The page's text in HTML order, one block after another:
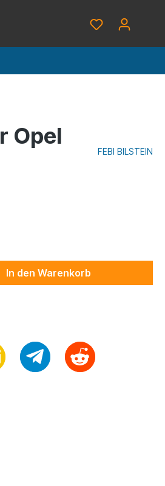
Opel
FEBI BILSTEIN
In den Warenkorb